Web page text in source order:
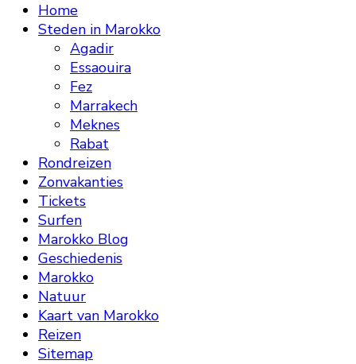
Home
Steden in Marokko
Agadir
Essaouira
Fez
Marrakech
Meknes
Rabat
Rondreizen
Zonvakanties
Tickets
Surfen
Marokko Blog
Geschiedenis
Marokko
Natuur
Kaart van Marokko
Reizen
Sitemap